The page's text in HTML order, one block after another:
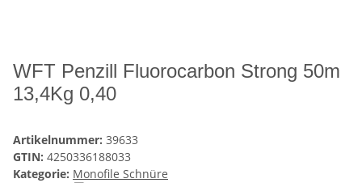
WFT Penzill Fluorocarbon Strong 50m
13,4Kg 0,40
Artikelnummer: 39633
GTIN: 4250336188033
Kategorie: Monofile Schnüre